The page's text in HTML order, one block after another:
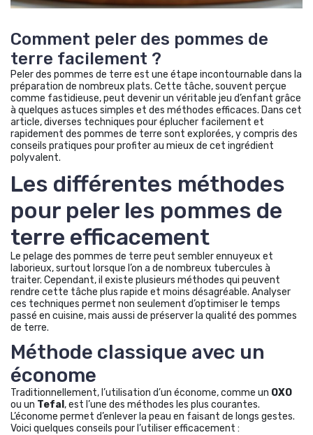
Comment peler des pommes de
terre facilement ?
Peler des pommes de terre est une étape incontournable dans la
préparation de nombreux plats. Cette tâche, souvent perçue
comme fastidieuse, peut devenir un véritable jeu d’enfant grâce
à quelques astuces simples et des méthodes efficaces. Dans cet
article, diverses techniques pour éplucher facilement et
rapidement des pommes de terre sont explorées, y compris des
conseils pratiques pour profiter au mieux de cet ingrédient
polyvalent.
Les différentes méthodes
pour peler les pommes de
terre efficacement
Le pelage des pommes de terre peut sembler ennuyeux et
laborieux, surtout lorsque l’on a de nombreux tubercules à
traiter. Cependant, il existe plusieurs méthodes qui peuvent
rendre cette tâche plus rapide et moins désagréable. Analyser
ces techniques permet non seulement d’optimiser le temps
passé en cuisine, mais aussi de préserver la qualité des pommes
de terre.
Méthode classique avec un
économe
Traditionnellement, l’utilisation d’un économe, comme un OXO
ou un Tefal , est l’une des méthodes les plus courantes.
L’économe permet d’enlever la peau en faisant de longs gestes.
Voici quelques conseils pour l’utiliser efficacement :